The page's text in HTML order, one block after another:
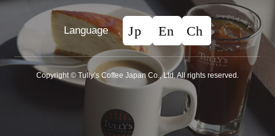
Language
Copyright © Tullyʼs Coffee Japan Co., Ltd. All rights reserved.